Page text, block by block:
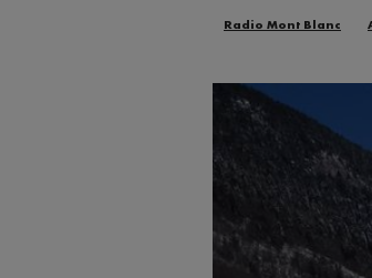
Radio Mont Blanc